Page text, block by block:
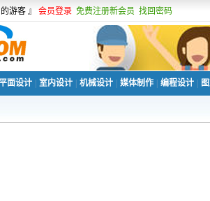
游客 』 会员登录 免费注册新会员 找回密码
面设计 室内设计 机械设计 媒体制作 编程设计